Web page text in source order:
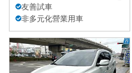
友善試車
非多元化營業用車